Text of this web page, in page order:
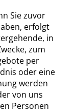
Sie zuvor
erfolgt
in
zum
per
oder eine
werden
von uns
Personen